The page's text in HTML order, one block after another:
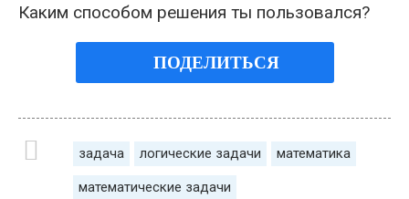
Каким способом решения ты пользовался?
ПОДЕЛИТЬСЯ
задача логические задачи математика
математические задачи